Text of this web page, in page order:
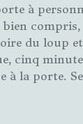
à
bien
du loup
cinq
à la porte.